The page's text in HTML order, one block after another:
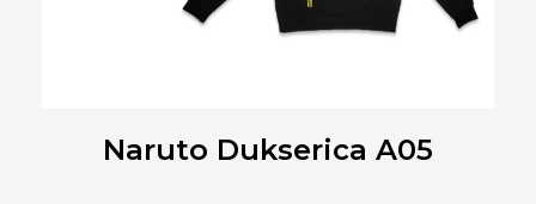
Naruto Dukserica A05